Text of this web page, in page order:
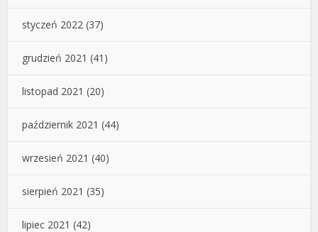
styczeń 2022 (37)
grudzień 2021 (41)
listopad 2021 (20)
październik 2021 (44)
wrzesień 2021 (40)
sierpień 2021 (35)
lipiec 2021 (42)